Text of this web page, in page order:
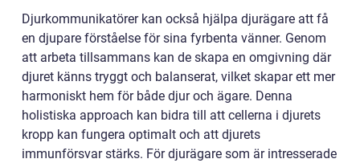
Djurkommunikatörer kan också hjälpa djurägare att få
en djupare förståelse för sina fyrbenta vänner. Genom
att arbeta tillsammans kan de skapa en omgivning där
djuret känns tryggt och balanserat, vilket skapar ett mer
harmoniskt hem för både djur och ägare. Denna
holistiska approach kan bidra till att cellerna i djurets
kropp kan fungera optimalt och att djurets
immunförsvar stärks. För djurägare som är intresserade